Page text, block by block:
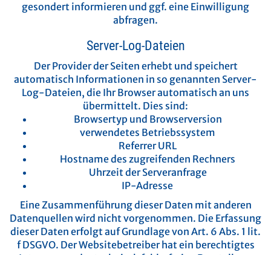
gesondert informieren und ggf. eine Einwilligung
abfragen.
Server-Log-Dateien
Der Provider der Seiten erhebt und speichert
automatisch Informationen in so genannten Server-
Log-Dateien, die Ihr Browser automatisch an uns
übermittelt. Dies sind:
Browsertyp und Browserversion
verwendetes Betriebssystem
Referrer URL
Hostname des zugreifenden Rechners
Uhrzeit der Serveranfrage
IP-Adresse
Eine Zusammenführung dieser Daten mit anderen
Datenquellen wird nicht vorgenommen. Die Erfassung
dieser Daten erfolgt auf Grundlage von Art. 6 Abs. 1 lit.
f DSGVO. Der Websitebetreiber hat ein berechtigtes